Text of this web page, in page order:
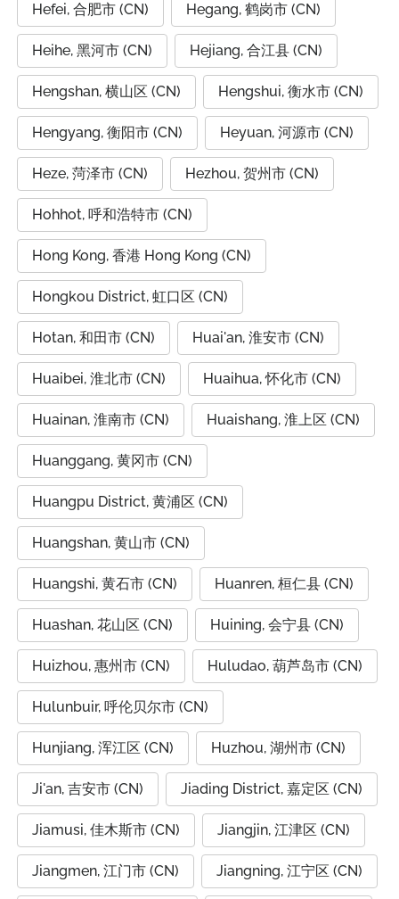
Hefei, 合肥市 (CN) Hegang, 鹤岗市 (CN)
Heihe, 黑河市 (CN) Hejiang, 合江县 (CN)
Hengshan, 横山区 (CN) Hengshui, 衡水市 (CN)
Hengyang, 衡阳市 (CN) Heyuan, 河源市 (CN)
Heze, 菏泽市 (CN) Hezhou, 贺州市 (CN)
Hohhot, 呼和浩特市 (CN)
Hong Kong, 香港 Hong Kong (CN)
Hongkou District, 虹口区 (CN)
Hotan, 和田市 (CN) Huai'an, 淮安市 (CN)
Huaibei, 淮北市 (CN) Huaihua, 怀化市 (CN)
Huainan, 淮南市 (CN) Huaishang, 淮上区 (CN)
Huanggang, 黄冈市 (CN)
Huangpu District, 黄浦区 (CN)
Huangshan, 黄山市 (CN)
Huangshi, 黄石市 (CN) Huanren, 桓仁县 (CN)
Huashan, 花山区 (CN) Huining, 会宁县 (CN)
Huizhou, 惠州市 (CN) Huludao, 葫芦岛市 (CN)
Hulunbuir, 呼伦贝尔市 (CN)
Hunjiang, 浑江区 (CN) Huzhou, 湖州市 (CN)
Ji'an, 吉安市 (CN) Jiading District, 嘉定区 (CN)
Jiamusi, 佳木斯市 (CN) Jiangjin, 江津区 (CN)
Jiangmen, 江门市 (CN) Jiangning, 江宁区 (CN)